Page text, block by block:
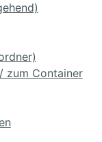
zum Container